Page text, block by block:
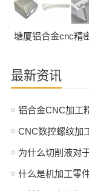
塘厦铝合金cnc精
最新资讯
铝合金CNC加工
CNC数控螺纹加
什么是机加工零件